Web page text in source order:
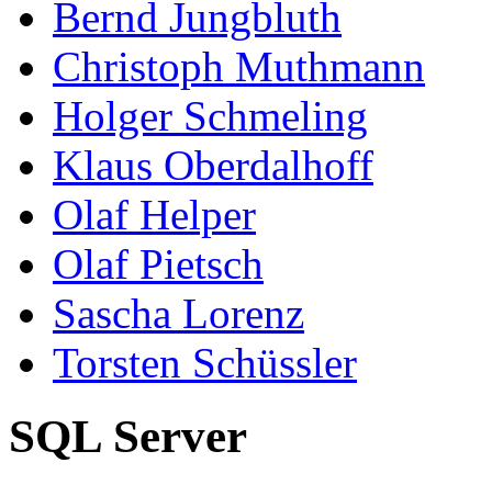
Bernd Jungbluth
Christoph Muthmann
Holger Schmeling
Klaus Oberdalhoff
Olaf Helper
Olaf Pietsch
Sascha Lorenz
Torsten Schüssler
SQL Server